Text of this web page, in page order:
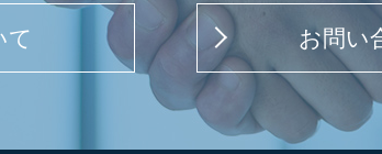
て お問い